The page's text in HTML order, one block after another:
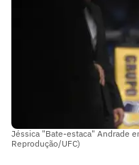
Jéssica "Bate-estaca" Andrade
Reprodução/UFC)